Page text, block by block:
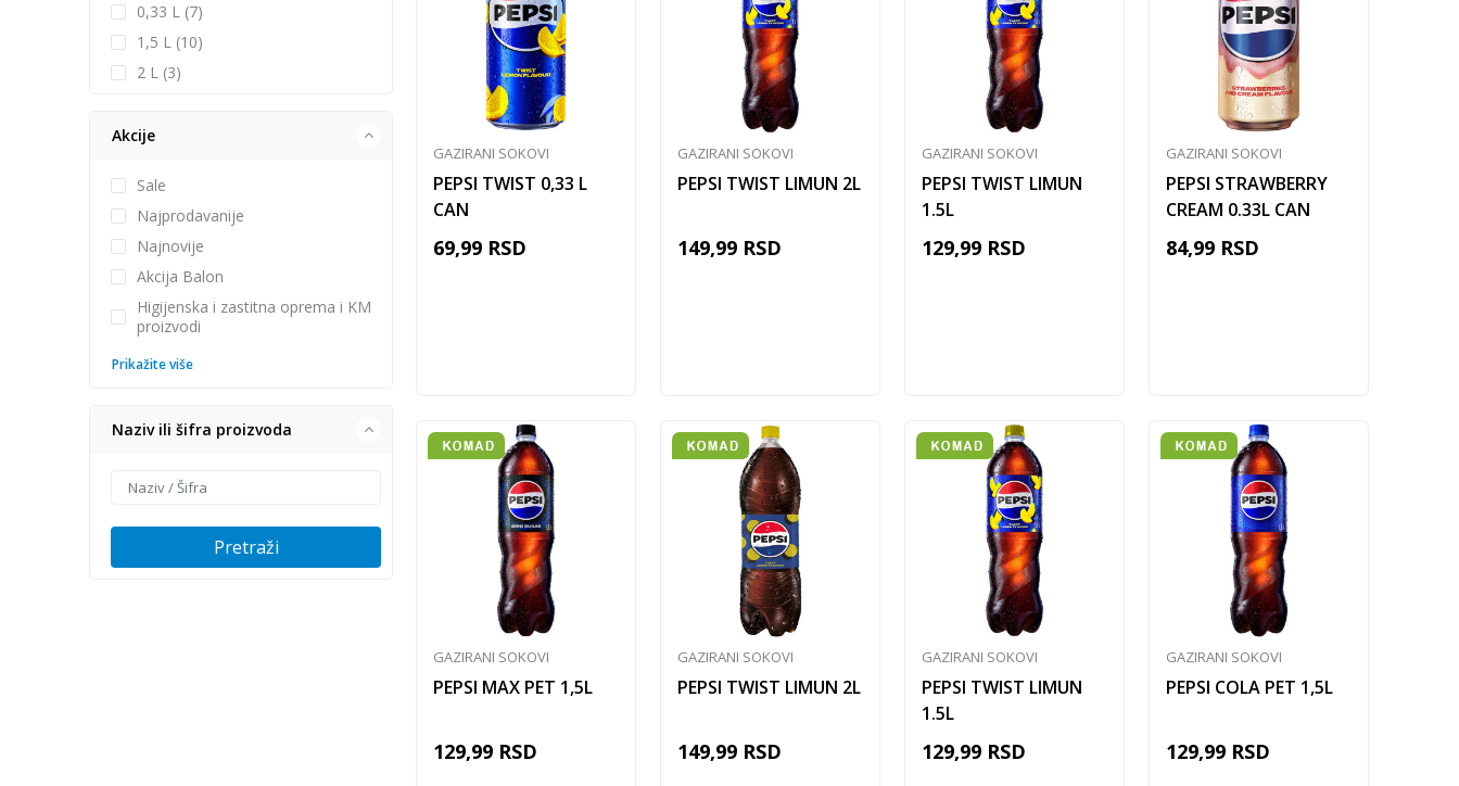
0,33 L (7)
1,5 L (10)
2 L (3)
Akcije
Sale
Najprodavanije
Najnovije
Akcija Balon
Higijenska i zastitna oprema i KM
proizvodi
Prikažite više
Naziv ili šifra proizvoda
Pretraži
GAZIRANI SOKOVI
PEPSI TWIST 0,33 L
CAN
69,99 RSD
GAZIRANI SOKOVI
PEPSI TWIST LIMUN 2L
149,99 RSD
GAZIRANI SOKOVI
PEPSI TWIST LIMUN
1.5L
129,99 RSD
GAZIRANI SOKOVI
PEPSI STRAWBERRY
CREAM 0.33L CAN
84,99 RSD
GAZIRANI SOKOVI
PEPSI MAX PET 1,5L
129,99 RSD
GAZIRANI SOKOVI
PEPSI TWIST LIMUN 2L
149,99 RSD
GAZIRANI SOKOVI
PEPSI TWIST LIMUN
1.5L
129,99 RSD
GAZIRANI SOKOVI
PEPSI COLA PET 1,5L
129,99 RSD